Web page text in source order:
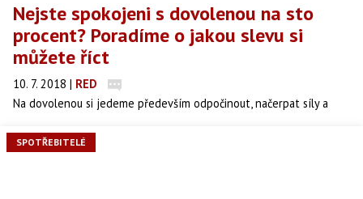
Nejste spokojeni s dovolenou na sto
procent? Poradíme o jakou slevu si
můžete říct
10. 7. 2018 | RED
Na dovolenou si jedeme především odpočinout, načerpat síly a
pokazit i malá vada. Pokud jste využili služeb cestovní kanceláře,
SPOTŘEBITELÉ